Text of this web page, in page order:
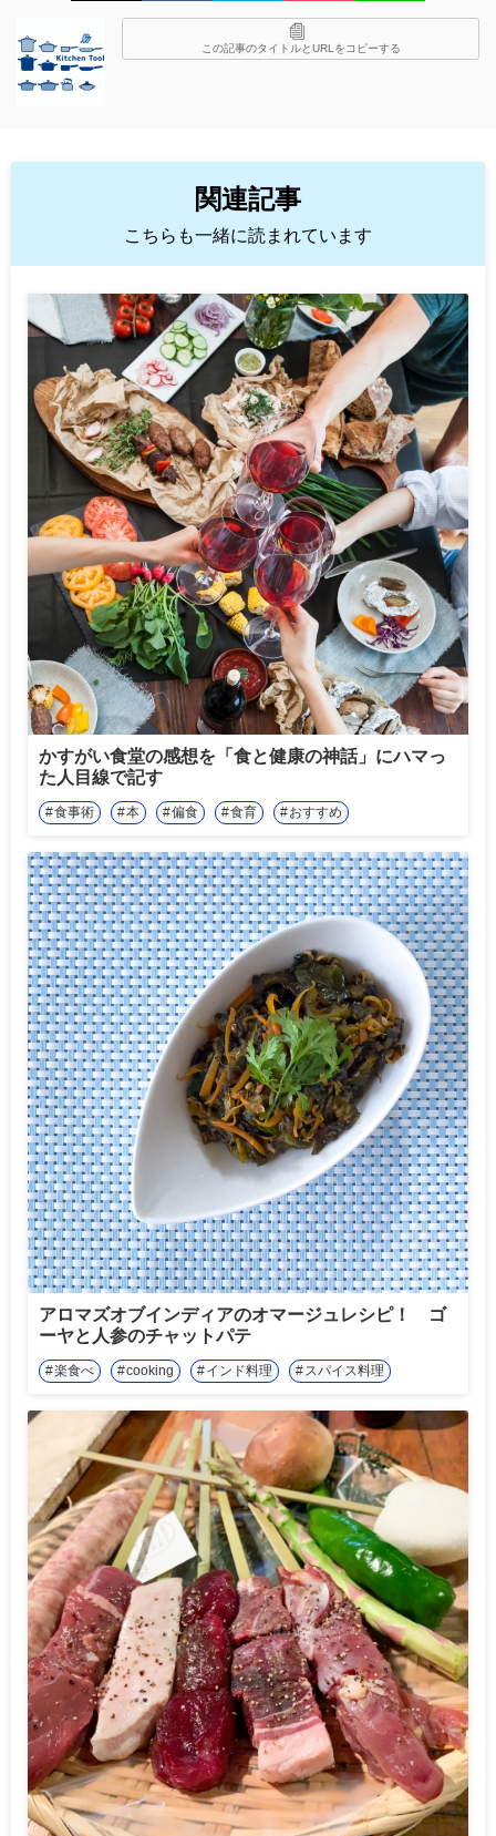
この記事のタイトルとURLをコピーする
関連記事
こちらも一緒に読まれています
かすがい食堂の感想を「食と健康の神話」にハマっ
た人目線で記す
食事術 本 偏食 食育 おすすめ
アロマズオブインディアのオマージュレシピ！ ゴ
ーヤと人参のチャットパテ
楽食べ cooking インド料理 スパイス料理